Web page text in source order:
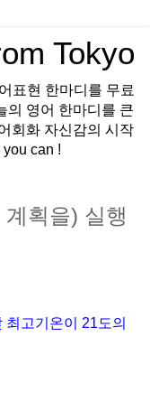
Tokyo
표현 한마디를 무료
의 영어 한마디를 큰
회화 자신감의 시작
can !
획을) 실행
최고기온이
21도의